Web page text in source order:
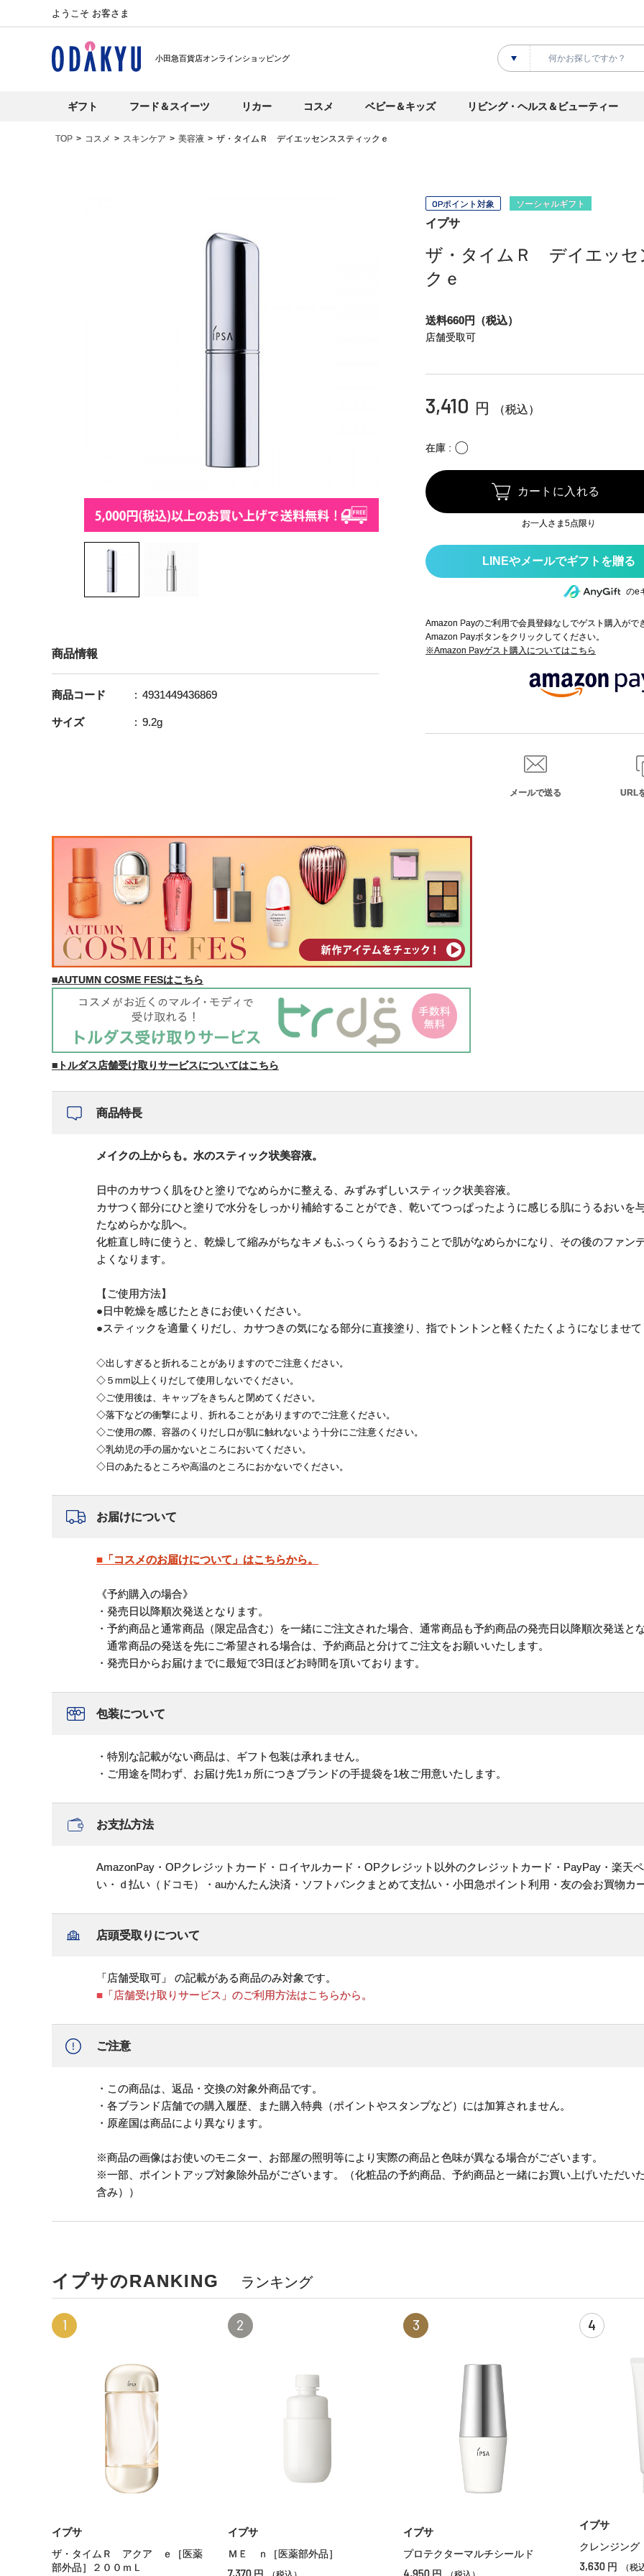
ようこそ お客さま
小田急百貨店オンラインショッピング
ギフト フード＆スイーツ リカー コスメ ベビー＆キッズ リビング・ヘルス＆ビューティー
TOP コスメ スキンケア 美容液 ザ・タイムＲ デイエッセンススティックｅ
OPポイント対象 ソーシャルギフト
イプサ
ザ・タイムＲ デイエッセ
クｅ
送料660円（税込）
店舗受取可
3,410 円 （税込）
在庫 〇
カートに入れる
お一人さま5点限り
のe
Amazon Payのご利用で会員登録なしでゲスト購入がで
Amazon Payボタンをクリックしてください。
※Amazon Payゲスト購入についてはこちら
メールで送る URL
商品情報
商品コード 4931449436869
サイズ 9.2g
■AUTUMN COSME FESはこちら
■トルダス店舗受け取りサービスについてはこちら
商品特長
メイクの上からも。水のスティック状美容液。
日中のカサつく肌をひと塗りでなめらかに整える、みずみずしいスティック状美容液。
カサつく部分にひと塗りで水分をしっかり補給することができ、乾いてつっぱったように感じる肌にうるおいを
たなめらかな肌へ。
化粧直し時に使うと、乾燥して縮みがちなキメもふっくらうるおうことで肌がなめらかになり、その後のファン
よくなります。
【ご使用方法】
●日中乾燥を感じたときにお使いください。
●スティックを適量くりだし、カサつきの気になる部分に直接塗り、指でトントンと軽くたたくようになじませ
◇出しすぎると折れることがありますのでご注意ください。
◇５mm以上くりだして使用しないでください。
◇ご使用後は、キャップをきちんと閉めてください。
◇落下などの衝撃により、折れることがありますのでご注意ください。
◇ご使用の際、容器のくりだし口が肌に触れないよう十分にご注意ください。
◇乳幼児の手の届かないところにおいてください。
◇日のあたるところや高温のところにおかないでください。
お届けについて
■「コスメのお届けについて」はこちらから。
《予約購入の場合》
・発売日以降順次発送となります。
・予約商品と通常商品（限定品含む）を一緒にご注文された場合、通常商品も予約商品の発売日以降順次発送と
通常商品の発送を先にご希望される場合は、予約商品と分けてご注文をお願いいたします。
・発売日からお届けまでに最短で3日ほどお時間を頂いております。
包装について
・特別な記載がない商品は、ギフト包装は承れません。
・ご用途を問わず、お届け先1ヵ所につきブランドの手提袋を1枚ご用意いたします。
お支払方法
AmazonPay・OPクレジットカード・ロイヤルカード・OPクレジット以外のクレジットカード・PayPay・楽天
い・ｄ払い（ドコモ）・auかんたん決済・ソフトバンクまとめて支払い・小田急ポイント利用・友の会お買物カ
店頭受取りについて
「店舗受取可」 の記載がある商品のみ対象です。
■「店舗受け取りサービス」のご利用方法はこちらから。
ご注意
・この商品は、返品・交換の対象外商品です。
・各ブランド店舗での購入履歴、また購入特典（ポイントやスタンプなど）には加算されません。
・原産国は商品により異なります。
※商品の画像はお使いのモニター、お部屋の照明等により実際の商品と色味が異なる場合がございます。
※一部、ポイントアップ対象除外品がございます。（化粧品の予約商品、予約商品と一緒にお買い上げいただい
含み））
イプサのRANKING ランキング
1
イプサ
ザ・タイムＲ アクア ｅ［医薬
部外品］２００ｍＬ
2
イプサ
ＭＥ ｎ［医薬部外品］
3
イプサ
プロテクターマルチシールド
4
イプサ
クレンジン
3,630 円 （税